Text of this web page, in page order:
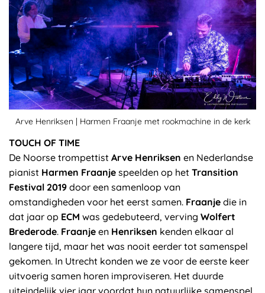
Arve Henriksen | Harmen Fraanje met rookmachine in de kerk
TOUCH OF TIME
De Noorse trompettist Arve Henriksen en Nederlandse
pianist Harmen Fraanje speelden op het Transition
Festival 2019 door een samenloop van
omstandigheden voor het eerst samen. Fraanje die in
dat jaar op ECM was gedebuteerd, verving Wolfert
Brederode. Fraanje en Henriksen kenden elkaar al
langere tijd, maar het was nooit eerder tot samenspel
gekomen. In Utrecht konden we ze voor de eerste keer
uitvoerig samen horen improviseren. Het duurde
uiteindelijk vier jaar voordat hun natuurlijke samenspel